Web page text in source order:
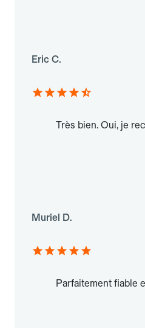
Eric C.
Très bien. Oui, je
Muriel D.
Parfaitement fiable